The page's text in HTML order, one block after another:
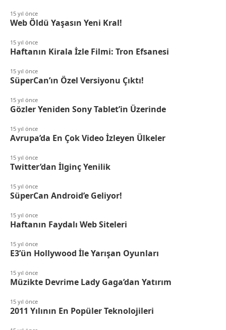
15 yıl önce
Web Öldü Yaşasın Yeni Kral!
15 yıl önce
Haftanın Kirala İzle Filmi: Tron Efsanesi
15 yıl önce
SüperCan’ın Özel Versiyonu Çıktı!
15 yıl önce
Gözler Yeniden Sony Tablet’in Üzerinde
15 yıl önce
Avrupa’da En Çok Video İzleyen Ülkeler
15 yıl önce
Twitter’dan İlginç Yenilik
15 yıl önce
SüperCan Android’e Geliyor!
15 yıl önce
Haftanın Faydalı Web Siteleri
15 yıl önce
E3’ün Hollywood İle Yarışan Oyunları
15 yıl önce
Müzikte Devrime Lady Gaga’dan Yatırım
15 yıl önce
2011 Yılının En Popüler Teknolojileri